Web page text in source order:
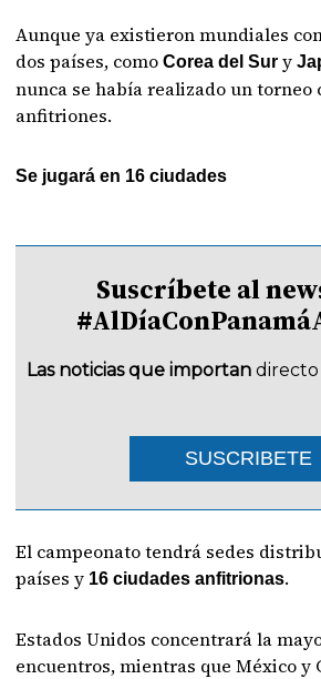
Aunque ya existieron mundiales
dos países, comoCorea del Sur y
nunca se había realizado un torneo
anfitriones.
Se jugará en 16 ciudades
Suscríbete al
Las noticias que importan
SUSCRIBETE
El campeonato tendrá sedes
países y 16 ciudades anfitrionas.
Estados Unidos concentrará la
encuentros, mientras que México y